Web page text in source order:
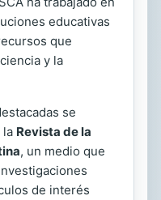
educativas
que
y la
se
la Revista de la
, un medio que
de interés